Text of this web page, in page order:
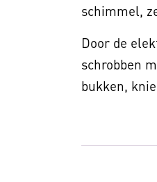
schimmel,
Door de
schrobben
bukken,